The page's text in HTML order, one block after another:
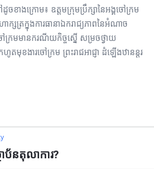
ដូចខាងក្រោម៖ ឧត្ដមក្រុមប្រឹក្សានៃអង្គចៅក្រម
ក្សត្រក្នុងការធានាឯករាជ្យភាពនៃអំណាច
ៅក្រមមានករណីយកិច្ចស្នើ សម្រចថ្វាយ
តមុខងារចៅក្រម ព្រះរាជអាជ្ញា ដំឡើងឋានន្តរ
ប័នតុលាការ?